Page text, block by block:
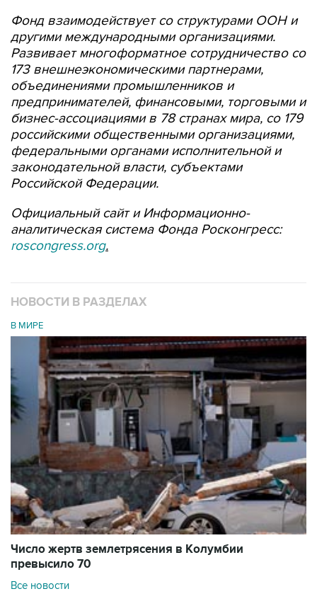
Фонд взаимодействует со структурами ООН и
другими международными организациями.
Развивает многоформатное сотрудничество со
173 внешнеэкономическими партнерами,
объединениями промышленников и
предпринимателей, финансовыми, торговыми и
бизнес-ассоциациями в 78 странах мира, со 179
российскими общественными организациями,
федеральными органами исполнительной и
законодательной власти, субъектами
Российской Федерации.
Официальный сайт и Информационно-
аналитическая система Фонда Росконгресс:
roscongress.org.
НОВОСТИ В РАЗДЕЛАХ
В МИРЕ
Число жертв землетрясения в Колумбии
превысило 70
Все новости